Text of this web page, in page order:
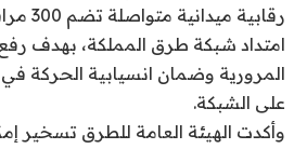
رقابية
امتداد شبكة طرق المملكة، بهدف
المرورية وضمان انسيابية الحركة
على الشبكة.
وأكدت الهيئة العامة للطرق تسخير